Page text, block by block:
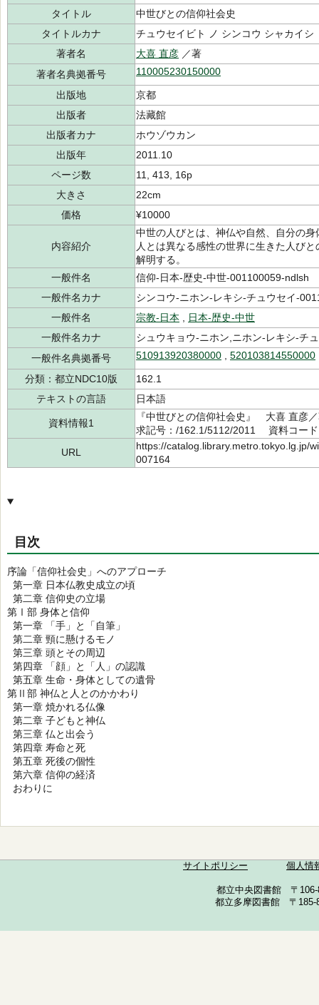
タイトル
中世びとの信仰社会史
タイトルカナ
チュウセイビト ノ シンコウ シャカイシ
著者名
大喜 直彦 ／著
著者名典拠番号
110005230150000
出版地
京都
出版者
法藏館
出版者カナ
ホウゾウカン
出版年
2011.10
ページ数
11, 413, 16p
大きさ
22cm
価格
¥10000
内容紹介
中世の人びとは、神仏や自然、自分の
人とは異なる感性の世界に生きた人び
解明する。
一般件名
信仰-日本-歴史-中世-001100059-ndlsh
一般件名カナ
シンコウ-ニホン-レキシ-チュウセイ-
一般件名
宗教-日本
日本-歴史-中世
一般件名カナ
シュウキョウ-ニホン,ニホン-レキシ-チ
一般件名典拠番号
510913920380000 520103814550000
分類：都立NDC10版
162.1
テキストの言語
日本語
資料情報1
『中世びとの信仰社会史』 大喜 直
求記号：/162.1/5112/2011 資料コー
URL
https://catalog.library.metro.tokyo.lg.jp/
007164
目次
序論「信仰社会史」へのアプローチ
第一章 日本仏教史成立の頃
第二章 信仰史の立場
第Ⅰ部 身体と信仰
第一章 「手」と「自筆」
第二章 頸に懸けるモノ
第三章 頭とその周辺
第四章 「顔」と「人」の認識
第五章 生命・身体としての遺骨
第Ⅱ部 神仏と人とのかかわり
第一章 焼かれる仏像
第二章 子どもと神仏
第三章 仏と出会う
第四章 寿命と死
第五章 死後の個性
第六章 信仰の経済
おわりに
サイトポリシー 個人情
都立中央図書館 〒
都立多摩図書館 〒185-